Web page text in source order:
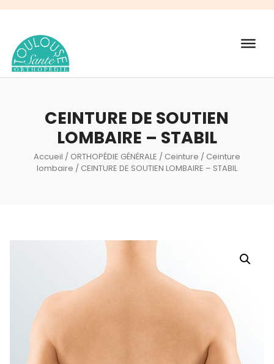
Recherche
CEINTURE DE SOUTIEN
LOMBAIRE – STABIL
Accueil / ORTHOPÉDIE GÉNÉRALE / Ceinture / Ceinture
lombaire / CEINTURE DE SOUTIEN LOMBAIRE – STABIL